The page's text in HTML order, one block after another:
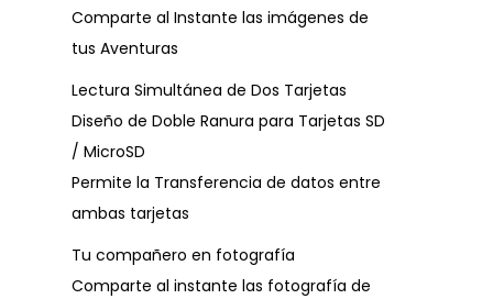
Comparte al Instante las imágenes de
tus Aventuras
Lectura Simultánea de Dos Tarjetas
Diseño de Doble Ranura para Tarjetas SD
/ MicroSD
Permite la Transferencia de datos entre
ambas tarjetas
Tu compañero en fotografía
Comparte al instante las fotografía de